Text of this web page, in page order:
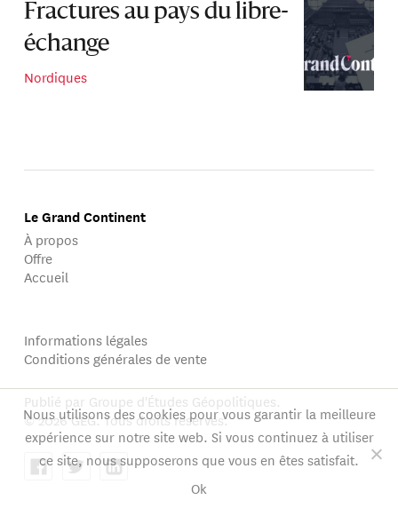
Fractures au pays du libre-
échange
Nordiques
Le Grand Continent
À propos
Offre
Accueil
Informations légales
Conditions générales de vente
Publié par Groupe d'Études Géopolitiques.
© 2026 GEG. Tous droits réservés.
Nous utilisons des cookies pour vous garantir la meilleure
expérience sur notre site web. Si vous continuez à utiliser
ce site, nous supposerons que vous en êtes satisfait.
Ok